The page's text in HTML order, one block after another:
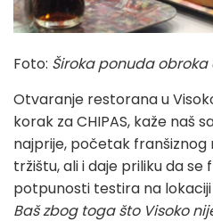
Foto: Široka ponuda
Otvaranje restorana u
korak za CHIPAS, kaže naš
najprije, početak
tržištu, ali i daje priliku da se
potpunosti testira na lokaciji
Baš zbog toga što Visoko